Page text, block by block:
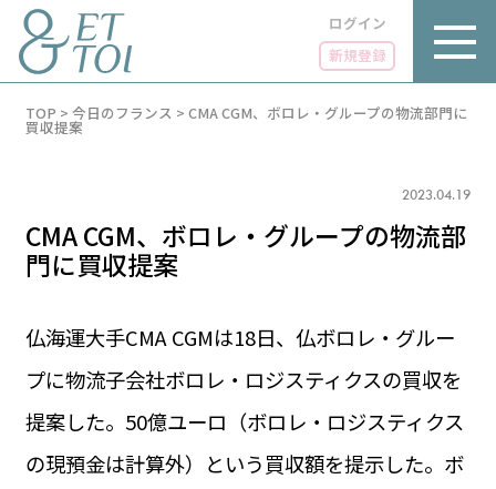
ログイン
新規登録
LUXE
グルメ
LIFE STYLE
PARIS 14℃ / 12℃
FR 23:30 ／ JP 06:30
1€＝182.37円
お問い合わせ
TOP > 今日のフランス > CMA CGM、ボロレ・グループの物流部門に
買収提案
2023.04.19
CMA CGM、ボロレ・グループの物流部
門に買収提案
仏海運大手CMA CGMは18日、仏ボロレ・グルー
プに物流子会社ボロレ・ロジスティクスの買収を
提案した。50億ユーロ（ボロレ・ロジスティクス
の現預金は計算外）という買収額を提示した。ボ